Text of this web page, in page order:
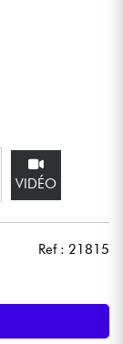
VIDÉO
Ref : 21815